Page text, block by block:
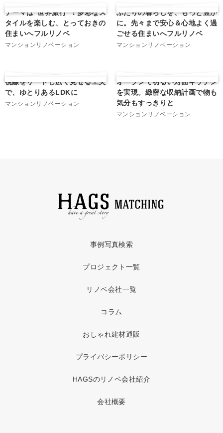
テーマは”世界旅行”！多彩なス
タイルを楽しむ、とっておきの
住まいへフルリノベ
マンションリノベーション
ふたりの暮らしを、もっと豊か
に。先々まで安心＆心地よく過
ごせる住まいへフルリノベ
マンションリノベーション
視線をリードし広く見せる工夫
で、ゆとりあるLDKに
マンションリノベーション
オープンで明るい対面キッチン
を実現。緻密な収納計画で物も
気分もすっきりと
マンションリノベーション
事例写真検索
プロジェクト一覧
リノベ会社一覧
コラム
おしゃれ建材通販
プライバシーポリシー
HAGSのリノベ会社紹介
会社概要